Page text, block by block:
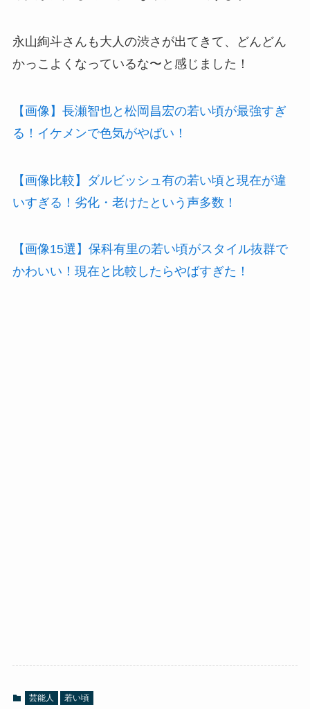
永山絢斗さんも大人の渋さが出てきて、どんどん
かっこよくなっているな〜と感じました！
【画像】長瀬智也と松岡昌宏の若い頃が最強すぎ
る！イケメンで色気がやばい！
【画像比較】ダルビッシュ有の若い頃と現在が違
いすぎる！劣化・老けたという声多数！
【画像15選】保科有里の若い頃がスタイル抜群で
かわいい！現在と比較したらやばすぎた！
芸能人 若い頃